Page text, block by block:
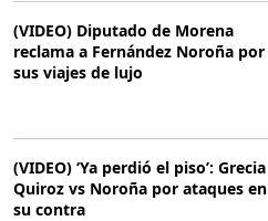
(VIDEO) Diputado de Morena
reclama a Fernández Noroña por
sus viajes de lujo
(VIDEO) ‘Ya perdió el piso’: Grecia
Quiroz vs Noroña por ataques en
su contra